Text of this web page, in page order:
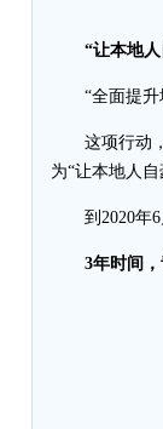
“让本地
“全面提
这项行动
为“让本地人
到2020年
3年时间